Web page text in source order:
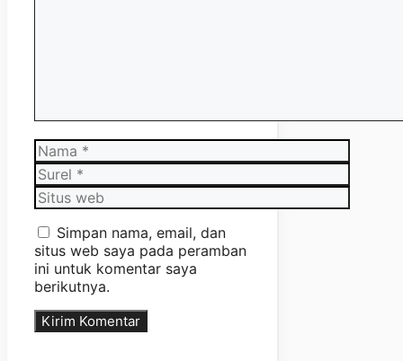
Nama
Surel
Situs
web
Simpan nama, email, dan
situs web saya pada peramban
ini untuk komentar saya
berikutnya.